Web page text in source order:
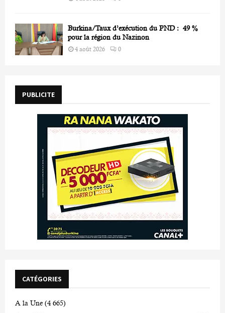
Burkina/Taux d’exécution du PND : 49 %
pour la région du Nazinon
4 août 2026 0
PUBLICITE
CATÉGORIES
A la Une (4 665)